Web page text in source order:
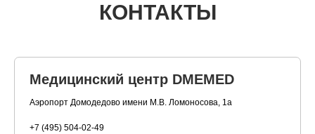
КОНТАКТЫ
Медицинский центр DMEMED
Аэропорт Домодедово имени М.В. Ломоносова, 1а
+7 (495) 504-02-49